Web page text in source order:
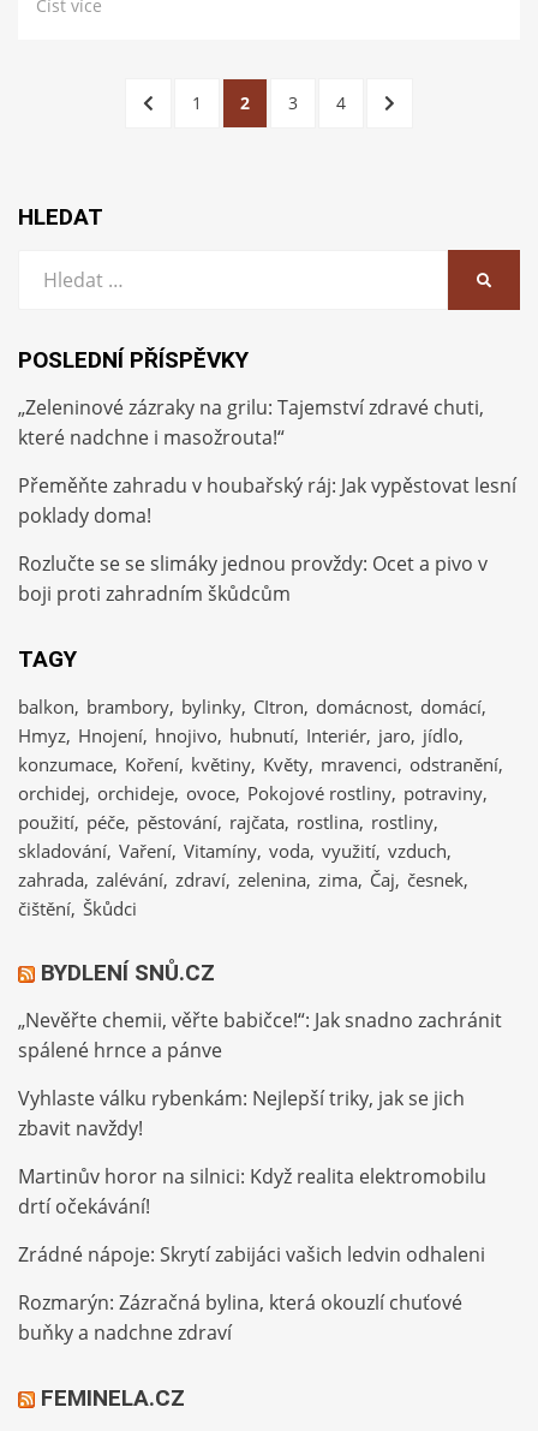
Číst více
StránkováníPŘEDCHOZÍ
STRÁNKA
STRÁNKA
1 STRÁNKA
2 STRÁNKA
3 STRÁNKA
4
DALŠÍ
HLEDAT
POSLEDNÍ PŘÍSPĚVKY
„Zeleninové zázraky na grilu: Tajemství zdravé chuti,
které nadchne i masožrouta!“
Přeměňte zahradu v houbařský ráj: Jak vypěstovat lesní
poklady doma!
Rozlučte se se slimáky jednou provždy: Ocet a pivo v
boji proti zahradním škůdcům
TAGY
balkon brambory bylinky CItron domácnost domácí
Hmyz Hnojení hnojivo hubnutí Interiér jaro jídlo
konzumace Koření květiny Květy mravenci odstranění
orchidej orchideje ovoce Pokojové rostliny potraviny
použití péče pěstování rajčata rostlina rostliny
skladování Vaření Vitamíny voda využití vzduch
zahrada zalévání zdraví zelenina zima Čaj česnek
čištění Škůdci
BYDLENÍ SNŮ.CZ
„Nevěřte chemii, věřte babičce!“: Jak snadno zachránit
spálené hrnce a pánve
Vyhlaste válku rybenkám: Nejlepší triky, jak se jich
zbavit navždy!
Martinův horor na silnici: Když realita elektromobilu
drtí očekávání!
Zrádné nápoje: Skrytí zabijáci vašich ledvin odhaleni
Rozmarýn: Zázračná bylina, která okouzlí chuťové
buňky a nadchne zdraví
FEMINELA.CZ